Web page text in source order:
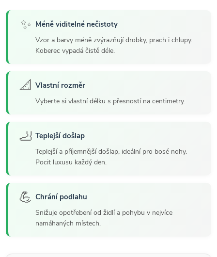
✨ Méně viditelné nečistoty
Vzor a barvy méně zvýrazňují drobky, prach i chlupy.
Koberec vypadá čistě déle.
📐 Vlastní rozměr
Vyberte si vlastní délku s přesností na centimetry.
🦶 Teplejší došlap
Teplejší a příjemnější došlap, ideální pro bosé nohy.
Pocit luxusu každý den.
💪 Chrání podlahu
Snižuje opotřebení od židlí a pohybu v nejvíce
namáhaných místech.